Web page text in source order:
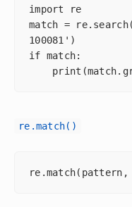
import re
match =
100081')
if match:
re.match()